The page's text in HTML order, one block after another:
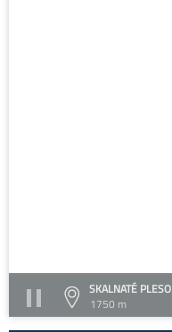
SKALNATÉ PLESO
1750 m